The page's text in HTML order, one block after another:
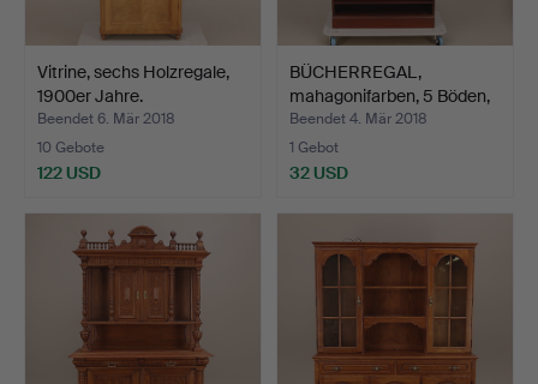
Vitrine, sechs Holzregale,
1900er Jahre.
Beendet 6. Mär 2018
10 Gebote
122 USD
BÜCHERREGAL,
mahagonifarben, 5 Böden,
Ende…
Beendet 4. Mär 2018
1 Gebot
32 USD